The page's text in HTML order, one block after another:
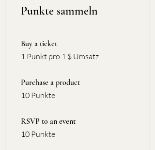
Punkte sammeln
Buy a ticket
1 Punkt pro 1 $ Umsatz
Purchase a product
10 Punkte
RSVP to an event
10 Punkte